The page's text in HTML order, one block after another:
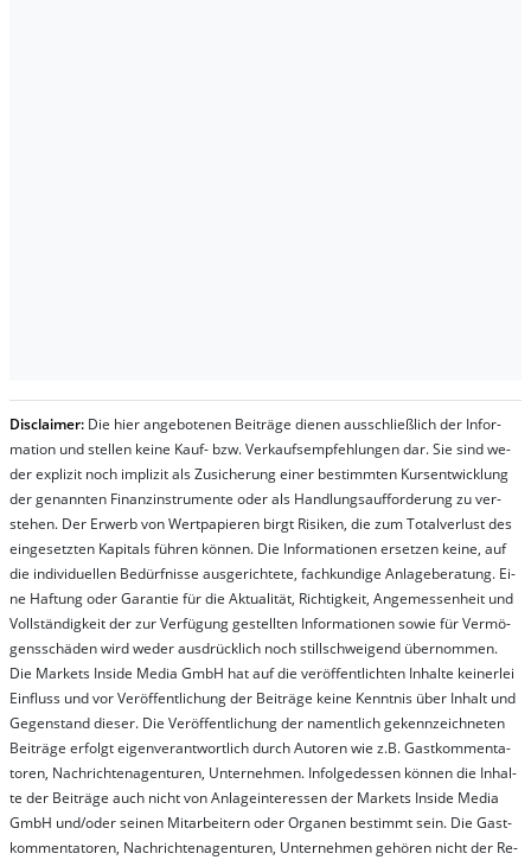
Dis­clai­mer: Die hier an­ge­bo­te­nen Bei­trä­ge die­nen aus­schließ­lich der In­for­
ma­t­ion und stel­len kei­ne Kauf- bzw. Ver­kaufs­em­pfeh­lung­en dar. Sie sind we­
der ex­pli­zit noch im­pli­zit als Zu­sich­er­ung ei­ner be­stim­mt­en Kurs­ent­wick­lung
der ge­nan­nt­en Fi­nanz­in­stru­men­te oder als Handl­ungs­auf­for­der­ung zu ver­
steh­en. Der Er­werb von Wert­pa­pier­en birgt Ri­si­ken, die zum To­tal­ver­lust des
ein­ge­setz­ten Ka­pi­tals füh­ren kön­nen. Die In­for­ma­tion­en er­setz­en kei­ne, auf
die in­di­vi­du­el­len Be­dür­fnis­se aus­ge­rich­te­te, fach­kun­di­ge An­la­ge­be­ra­tung. Ei­
ne Haf­tung oder Ga­ran­tie für die Ak­tu­ali­tät, Rich­tig­keit, An­ge­mes­sen­heit und
Vol­lständ­ig­keit der zur Ver­fü­gung ge­stel­lt­en In­for­ma­tion­en so­wie für Ver­mö­
gens­schä­den wird we­der aus­drück­lich noch stil­lschwei­gend über­nom­men.
Die Mar­kets In­side Me­dia GmbH hat auf die ver­öf­fent­lich­ten In­hal­te kei­ner­lei
Ein­fluss und vor Ver­öf­fent­lich­ung der Bei­trä­ge kei­ne Ken­nt­nis über In­halt und
Ge­gen­stand die­ser. Die Ver­öf­fent­lich­ung der na­ment­lich ge­kenn­zeich­net­en
Bei­trä­ge er­folgt ei­gen­ver­ant­wort­lich durch Au­tor­en wie z.B. Gast­kom­men­ta­
tor­en, Nach­richt­en­ag­en­tur­en, Un­ter­neh­men. In­fol­ge­des­sen kön­nen die In­hal­
te der Bei­trä­ge auch nicht von An­la­ge­in­te­res­sen der Mar­kets In­side Me­dia
GmbH und/oder sei­nen Mit­ar­bei­tern oder Or­ga­nen be­stim­mt sein. Die Gast­
kom­men­ta­tor­en, Nach­rich­ten­ag­en­tur­en, Un­ter­neh­men ge­hör­en nicht der Re­